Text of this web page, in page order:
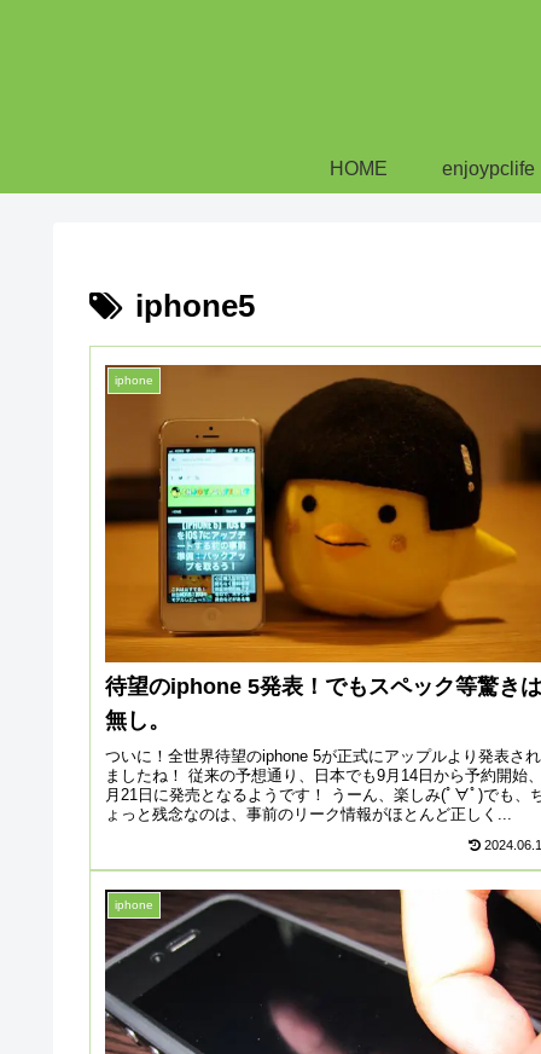
HOME enjoypclife
iphone5
iphone
待望のiphone 5発表！でもスペック等驚きは
無し。
ついに！全世界待望のiphone 5が正式にアップルより発表され
ましたね！ 従来の予想通り、日本でも9月14日から予約開始
月21日に発売となるようです！ うーん、楽しみ(ﾟ∀ﾟ)でも、
ょっと残念なのは、事前のリーク情報がほとんど正しく...
iphone